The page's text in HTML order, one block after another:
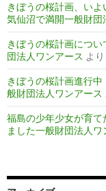
きぼうの桜計画、い
気仙沼で満開一般財団
きぼうの桜計画につい
団法人ワンアース より
きぼうの桜計画進行中
般財団法人ワンアース
福島の少年少女が育
ました一般財団法人ワ